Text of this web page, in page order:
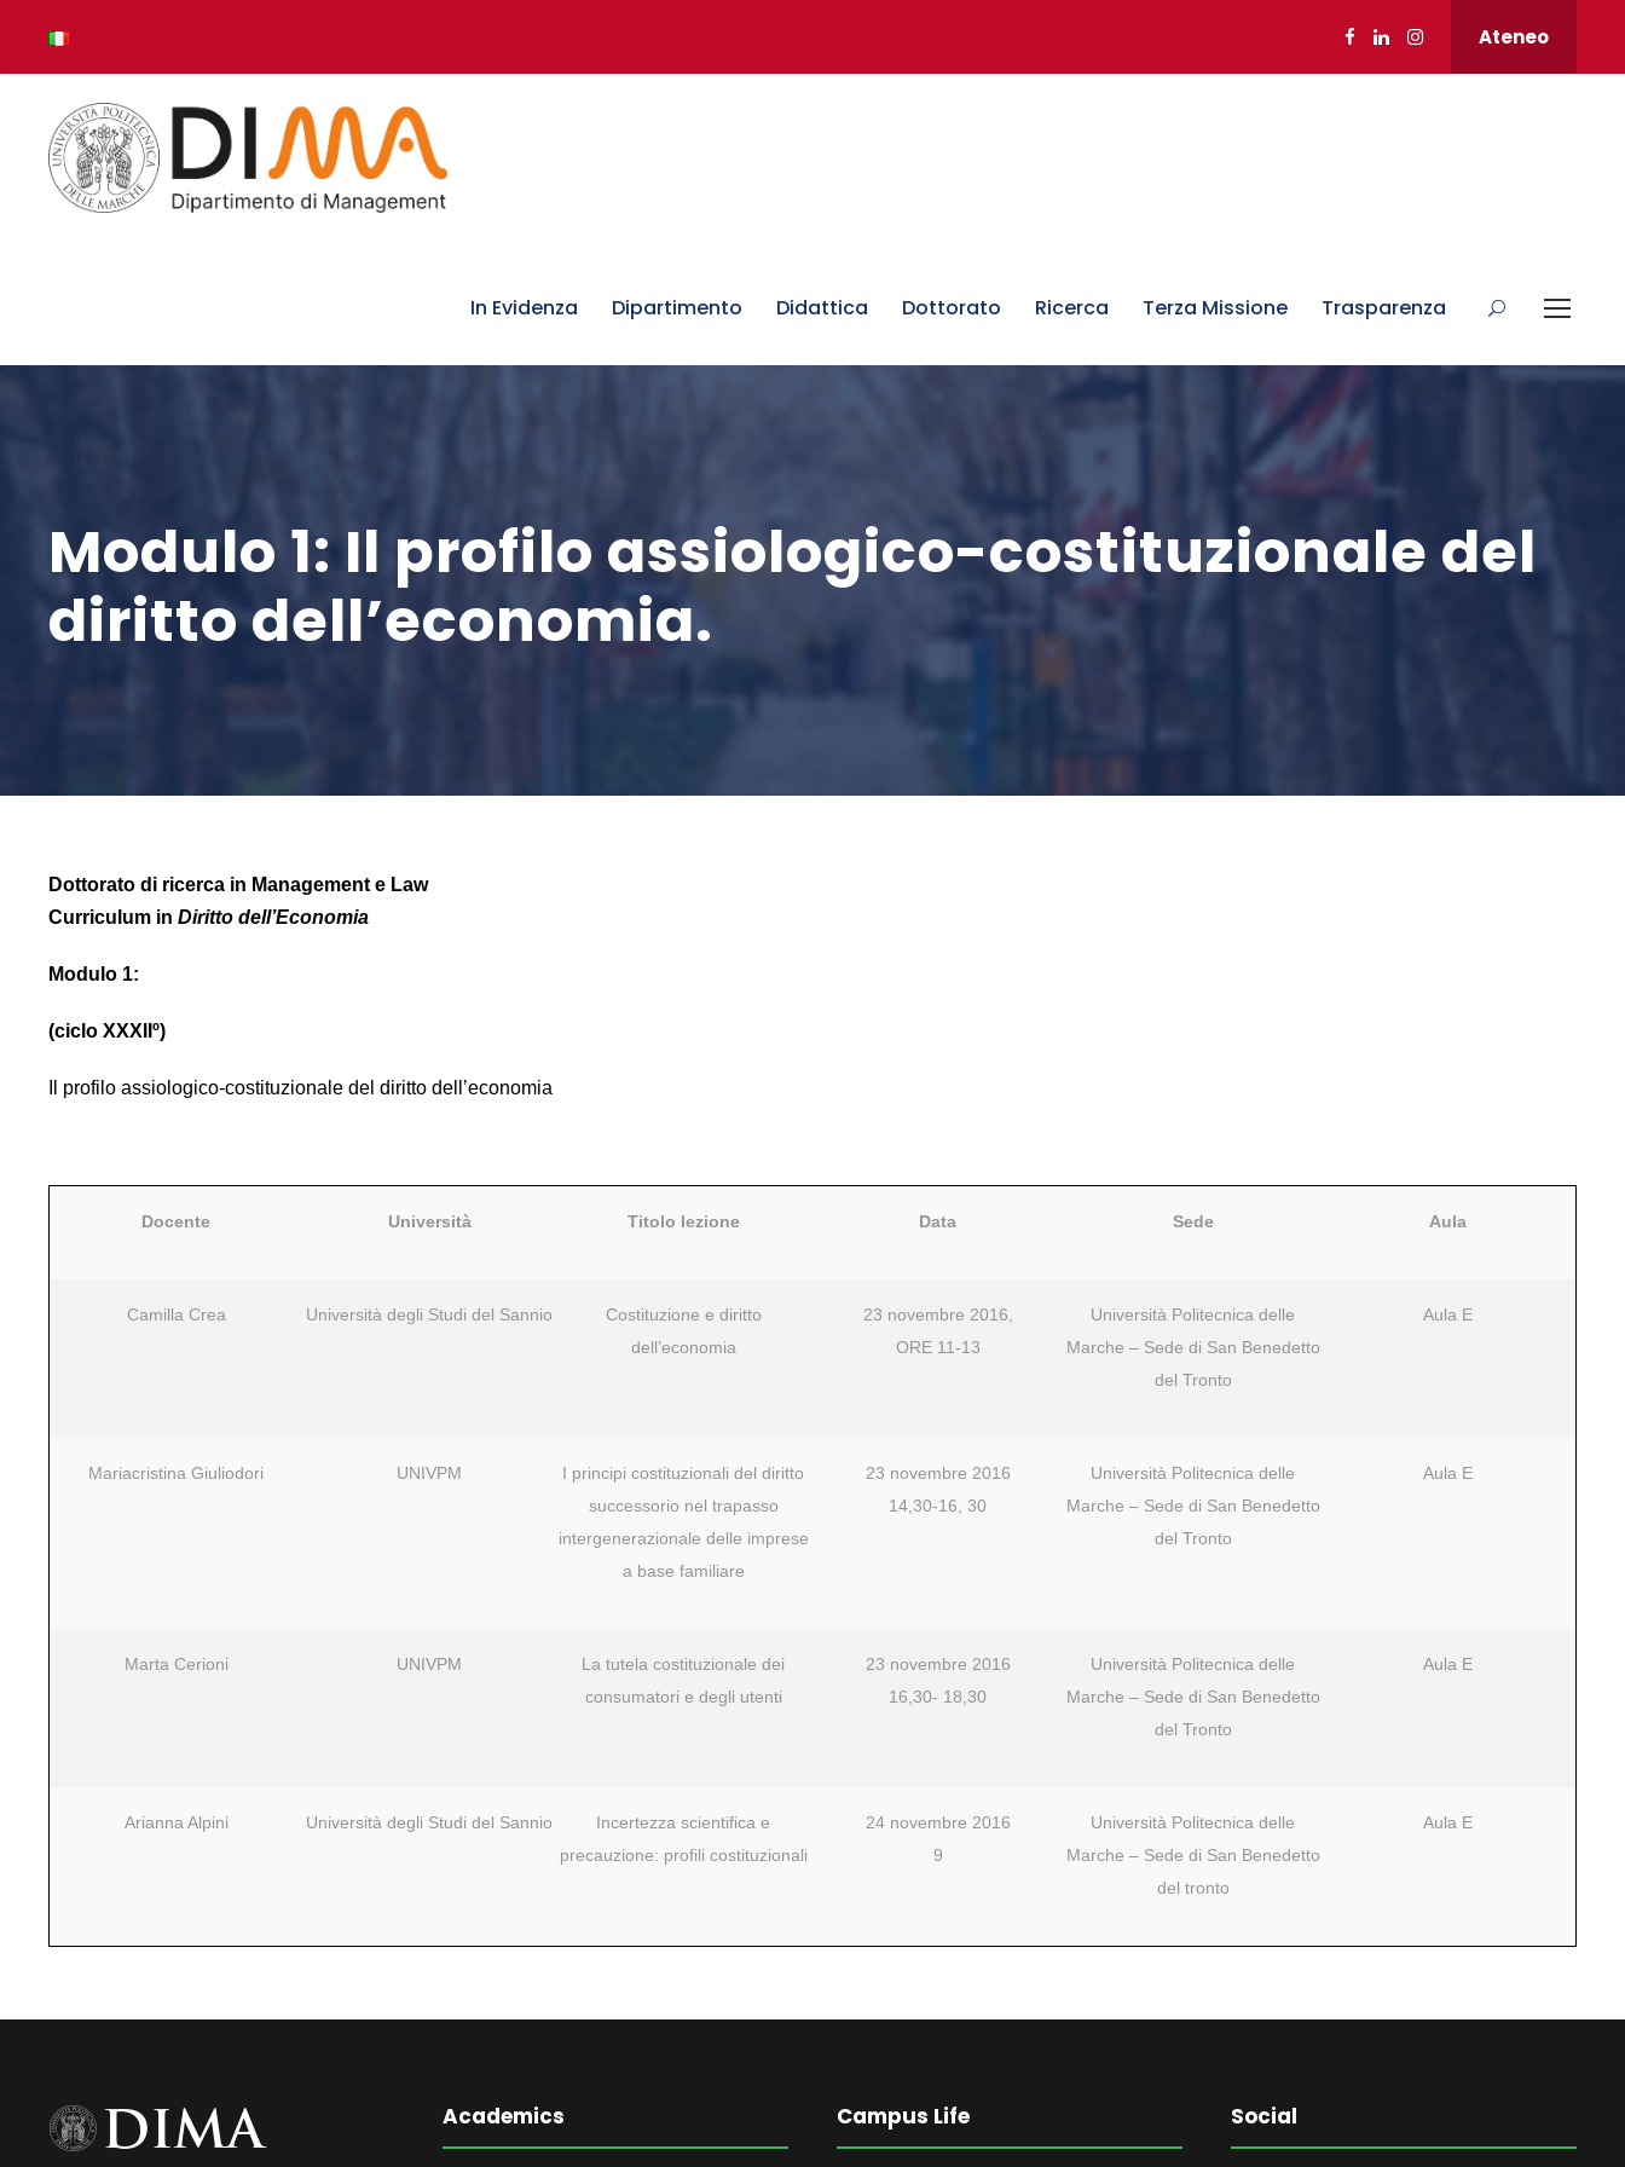
Ateneo
In Evidenza Dipartimento Didattica Dottorato Ricerca Terza Missione Trasparenza
Modulo 1: Il profilo assiologico-costituzionale del
diritto dell’economia.
Dottorato di ricerca in Management e Law
Curriculum in Diritto dell’Economia
Modulo 1:
(ciclo XXXIIº)
Il profilo assiologico-costituzionale del diritto dell’economia
Docente Università Titolo lezione Data Sede Aula
Camilla Crea Università degli Studi del Sannio
Costituzione e diritto
dell’economia
23 novembre 2016,
ORE 11-13
Università Politecnica delle
Marche – Sede di San Benedetto
del Tronto
Aula E
Mariacristina Giuliodori UNIVPM
I principi costituzionali del diritto
successorio nel trapasso
intergenerazionale delle imprese
a base familiare
23 novembre 2016
14,30-16, 30
Università Politecnica delle
Marche – Sede di San Benedetto
del Tronto
Aula E
Marta Cerioni UNIVPM
La tutela costituzionale dei
consumatori e degli utenti
23 novembre 2016
16,30- 18,30
Università Politecnica delle
Marche – Sede di San Benedetto
del Tronto
Aula E
Arianna Alpini Università degli Studi del Sannio
Incertezza scientifica e
precauzione: profili costituzionali
24 novembre 2016
9
Università Politecnica delle
Marche – Sede di San Benedetto
del tronto
Aula E
Academics Campus Life Social